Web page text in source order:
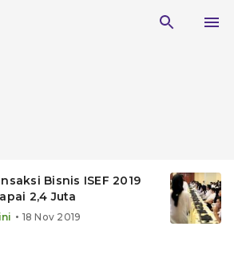
Bisnis ISEF 2019
2,4 Juta
• 18 Nov 2019